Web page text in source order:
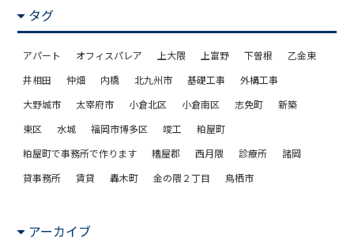
タグ
アパート オフィスパレア 上大隈 上富野 下曽根
乙金東
井相田
仲畑 内橋 北九州市 基礎工事
外構工事
大野城市
太宰府市 小倉北区 小倉南区 志免町
新築
東区
水城 福岡市博多区 竣工
粕屋町
粕屋町で事務所で作ります
糟屋郡 西月隈 診療所
諸岡
貸事務所
賃貸 轟木町 金の隈２丁目 鳥栖市
アーカイブ